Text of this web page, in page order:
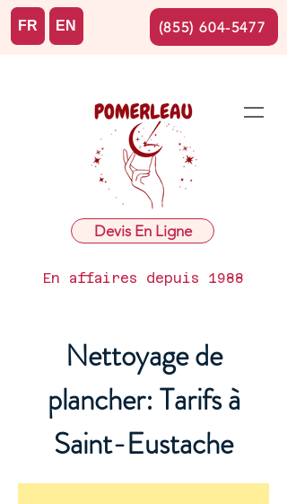
Devis En Ligne
En affaires depuis 1988
FR EN (855) 604-5477
Nettoyage de
plancher: Tarifs à
Saint-Eustache